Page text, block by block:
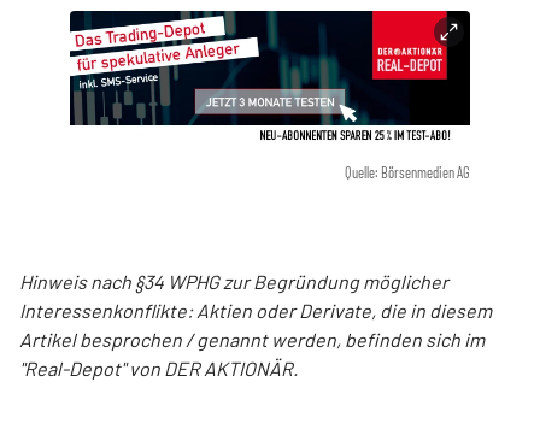
Quelle: Börsenmedien AG
Hinweis nach §34 WPHG zur Begründung möglicher
Interessenkonflikte: Aktien oder Derivate, die in diesem
Artikel besprochen / genannt werden, befinden sich im
"Real-Depot" von DER AKTIONÄR.